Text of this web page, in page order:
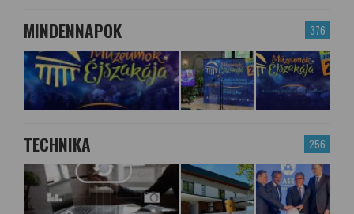
376
MINDENNAPOK
256
TECHNIKA